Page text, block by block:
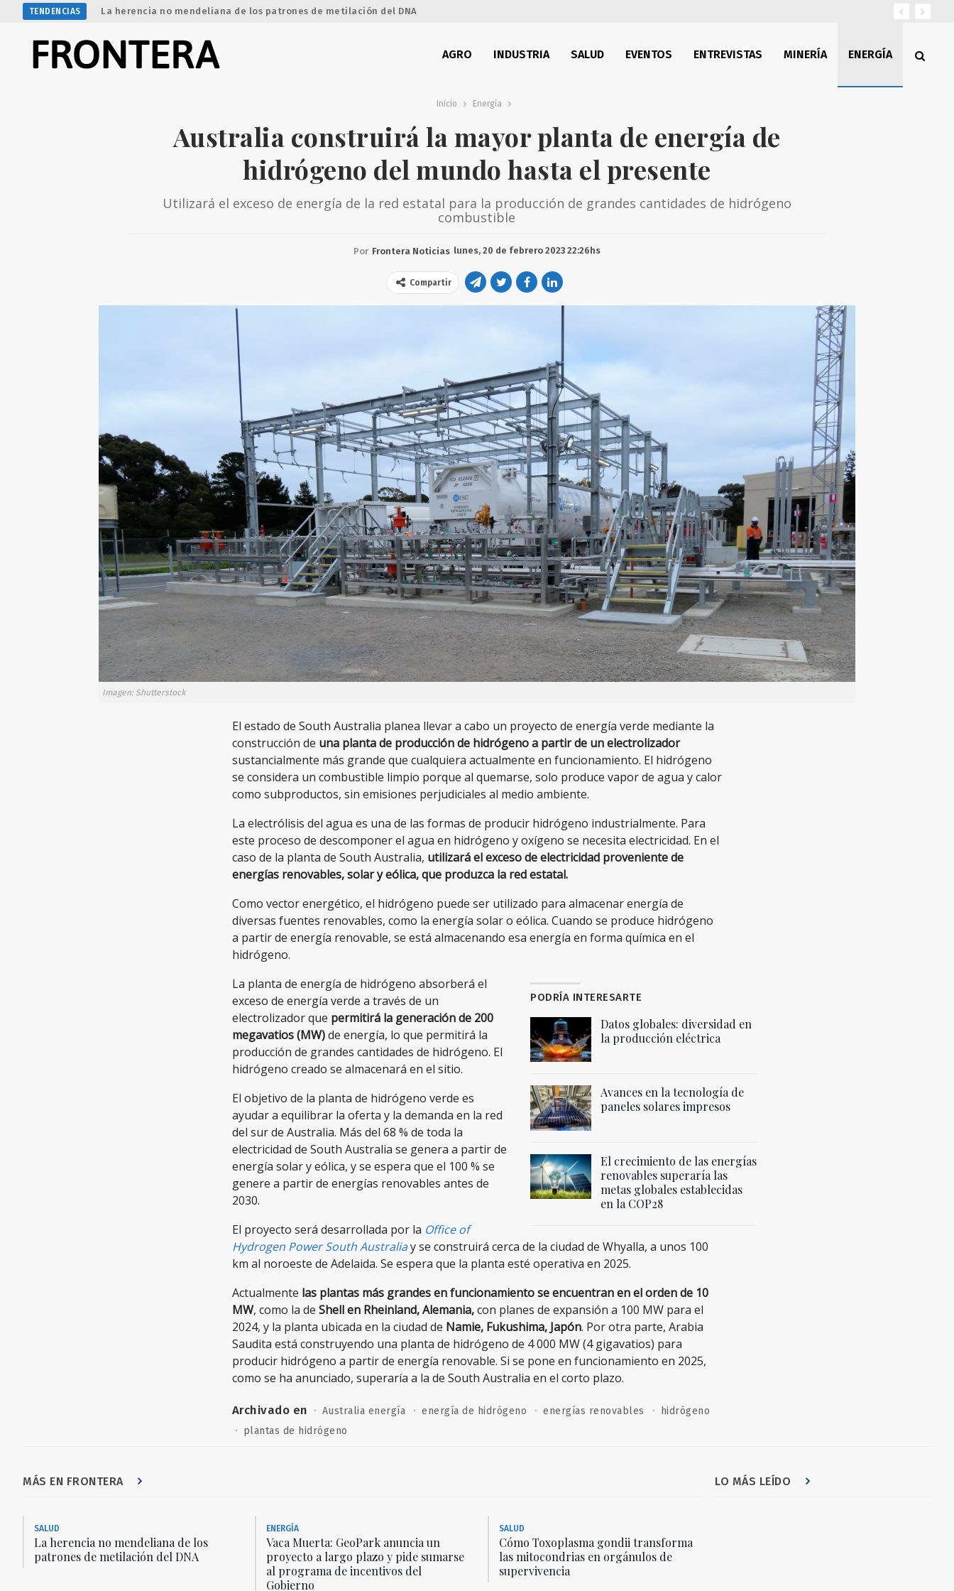
TENDENCIAS La herencia no mendeliana de los patrones de metilación del DNA
AGRO INDUSTRIA SALUD EVENTOS ENTREVISTAS MINERÍA ENERGÍA
Inicio Energía
Australia construirá la mayor planta de energía de
hidrógeno del mundo hasta el presente
Utilizará el exceso de energía de la red estatal para la producción de grandes cantidades de hidrógeno
combustible
Por Frontera Noticias lunes, 20 de febrero 2023 22:26hs
Compartir
Imagen: Shutterstock
El estado de South Australia planea llevar a cabo un proyecto de energía verde mediante la
construcción de una planta de producción de hidrógeno a partir de un electrolizador
sustancialmente más grande que cualquiera actualmente en funcionamiento. El hidrógeno
se considera un combustible limpio porque al quemarse, solo produce vapor de agua y calor
como subproductos, sin emisiones perjudiciales al medio ambiente.
La electrólisis del agua es una de las formas de producir hidrógeno industrialmente. Para
este proceso de descomponer el agua en hidrógeno y oxígeno se necesita electricidad. En el
caso de la planta de South Australia, utilizará el exceso de electricidad proveniente de
energías renovables, solar y eólica, que produzca la red estatal.
Como vector energético, el hidrógeno puede ser utilizado para almacenar energía de
diversas fuentes renovables, como la energía solar o eólica. Cuando se produce hidrógeno
a partir de energía renovable, se está almacenando esa energía en forma química en el
hidrógeno.
PODRÍA INTERESARTE
Datos globales: diversidad en
la producción eléctrica
Avances en la tecnología de
paneles solares impresos
El crecimiento de las energías
renovables superaría las
metas globales establecidas
en la COP28
La planta de energía de hidrógeno absorberá el
exceso de energía verde a través de un
electrolizador que permitirá la generación de 200
megavatios (MW)de energía, lo que permitirá la
producción de grandes cantidades de hidrógeno. El
hidrógeno creado se almacenará en el sitio.
El objetivo de la planta de hidrógeno verde es
ayudar a equilibrar la oferta y la demanda en la red
del sur de Australia. Más del 68 % de toda la
electricidad de South Australia se genera a partir de
energía solar y eólica, y se espera que el 100 % se
genere a partir de energías renovables antes de
2030.
El proyecto será desarrollada por la Office of
Hydrogen Power South Australiay se construirá cerca de la ciudad de Whyalla, a unos 100
km al noroeste de Adelaida. Se espera que la planta esté operativa en 2025.
Actualmente las plantas más grandes en funcionamiento se encuentran en el orden de 10
MW, como la de Shell en Rheinland, Alemania,con planes de expansión a 100 MW para el
2024, y la planta ubicada en la ciudad de Namie, Fukushima, Japón. Por otra parte, Arabia
Saudita está construyendo una planta de hidrógeno de 4 000 MW (4 gigavatios) para
producir hidrógeno a partir de energía renovable. Si se pone en funcionamiento en 2025,
como se ha anunciado, superaría a la de South Australia en el corto plazo.
Archivado en · Australia energía · energía de hidrógeno · energías renovables · hidrógeno
· plantas de hidrógeno
MÁS EN FRONTERA
SALUD
La herencia no mendeliana de los
patrones de metilación del DNA
ENERGÍA
Vaca Muerta: GeoPark anuncia un
proyecto a largo plazo y pide sumarse
al programa de incentivos del
Gobierno
SALUD
Cómo Toxoplasma gondii transforma
las mitocondrias en orgánulos de
supervivencia
LO MÁS LEÍDO